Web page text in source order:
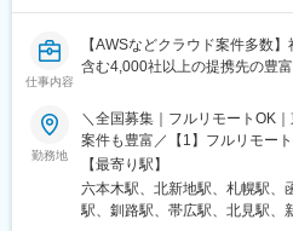
駅、小田原駅、鎌倉駅、秦野
崎口駅、長野駅、松本駅、上田
石和温泉駅、富士山駅、山梨
富山駅、越中中川駅、砺波駅
駅、福井駅(福井県)、敦賀駅、
磐田駅、藤枝駅、岡崎駅、豊橋
宮駅、三河安城駅、岐阜駅、各
日市駅、津駅、名張駅、布施駅
仕事内容
【AWSなどクラウド案件多数
含む4,000社以上の提携先の豊
勤務地
＼全国募集｜フルリモートOK
案件も豊富／【1】フルリモー
務が可能！強制的な出社日も
社、大阪支店、もしくは東京・
クト先※転居を伴う転勤はなし※
【最寄り駅】
六本木駅、北新地駅、札幌駅、
駅、釧路駅、帯広駅、北見駅、